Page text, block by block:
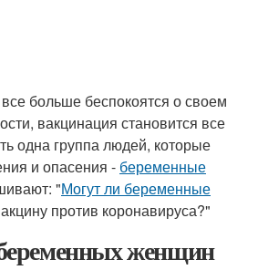
больше беспокоятся о своем
вакцинация становится все
одна группа людей, которые
и опасения - беременные
"Могут ли беременные
против коронавируса?"
женщин